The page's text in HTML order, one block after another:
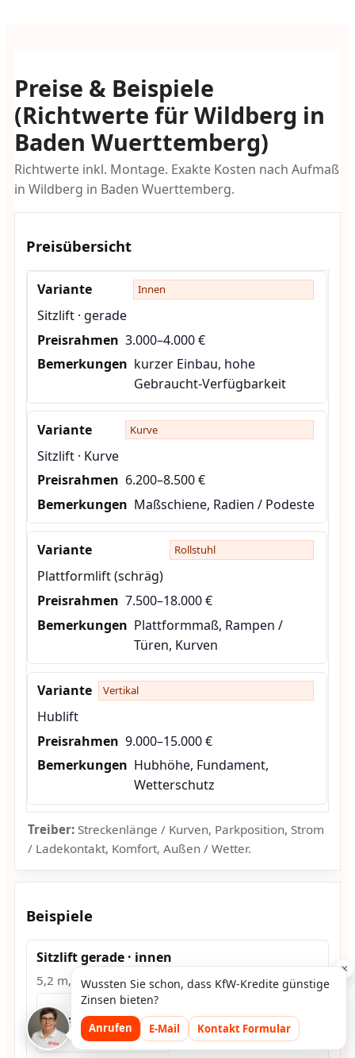
Preise & Beispiele
(Richtwerte für Wildberg in
Baden Wuerttemberg)
Richtwerte inkl. Montage. Exakte Kosten nach Aufmaß
in Wildberg in Baden Wuerttemberg.
Preisübersicht
Innen
Sitzlift · gerade
3.000–4.000 €
kurzer Einbau, hohe
Gebraucht-Verfügbarkeit
Kurve
Sitzlift · Kurve
6.200–8.500 €
Maßschiene, Radien / Podeste
Rollstuhl
Plattformlift (schräg)
7.500–18.000 €
Plattformmaß, Rampen /
Türen, Kurven
Vertikal
Hublift
9.000–15.000 €
Hubhöhe, Fundament,
Wetterschutz
Treiber:Streckenlänge / Kurven, Parkposition, Strom
/ Ladekontakt, Komfort, Außen / Wetter.
Beispiele
Sitzlift gerade · innen
5,2 m, Park unten
≈ 3.600–4.300 €
×
Wussten Sie schon, dass KfW-Kredite günstige
Zinsen bieten?
Anrufen E-Mail Kontakt Formular